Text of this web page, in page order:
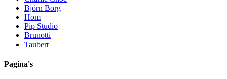
Björn Borg
Hom
Pip Studio
Brunotti
Taubert
Pagina's